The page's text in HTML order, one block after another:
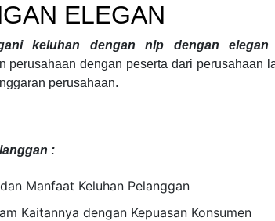
ELEGAN
keluhan dengan nlp dengan elegan
perusahaandengan peserta dari perusahaan
perusahaan.
:
Manfaat Keluhan Pelanggan
Kaitannya dengan Kepuasan Konsumen